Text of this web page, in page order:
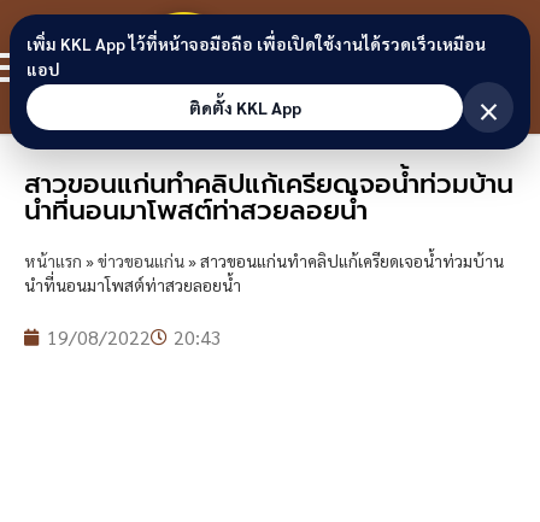
Skip to content
ขอนแก่น
ลิงก์
สาวขอนแก่นทำคลิปแก้เครียดเจอน้ำท่วมบ้าน
นำที่นอนมาโพสต์ท่าสวยลอยน้ำ
หน้าแรก »ข่าวขอนแก่น»สาวขอนแก่นทำคลิปแก้เครียดเจอน้ำท่วมบ้าน
นำที่นอนมาโพสต์ท่าสวยลอยน้ำ
19/08/2022 20:43
เพิ่ม KKL App ไว้ที่หน้าจอมือถือ เพื่อเปิดใช้งานได้รวดเร็วเหมือน
แอป
ติดตั้ง KKL App
×